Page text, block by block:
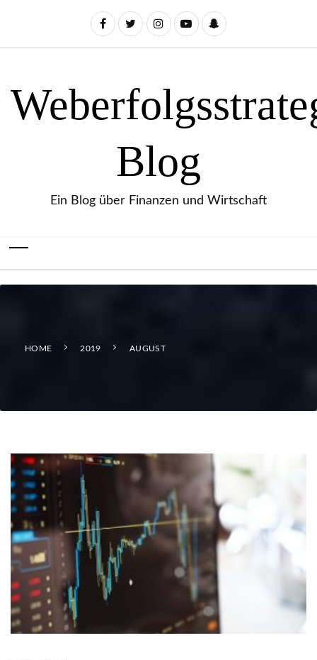
Blog
Ein Blog über Finanzen und Wirtschaft
HOME 2019 AUGUST